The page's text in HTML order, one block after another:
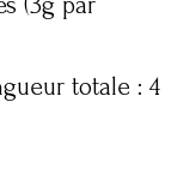
totale : 4